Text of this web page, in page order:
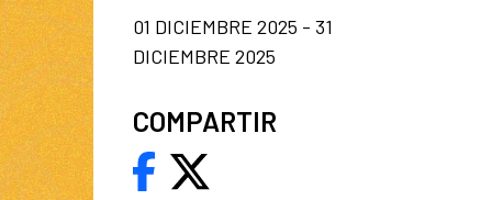
01 DICIEMBRE 2025 - 31
DICIEMBRE 2025
COMPARTIR